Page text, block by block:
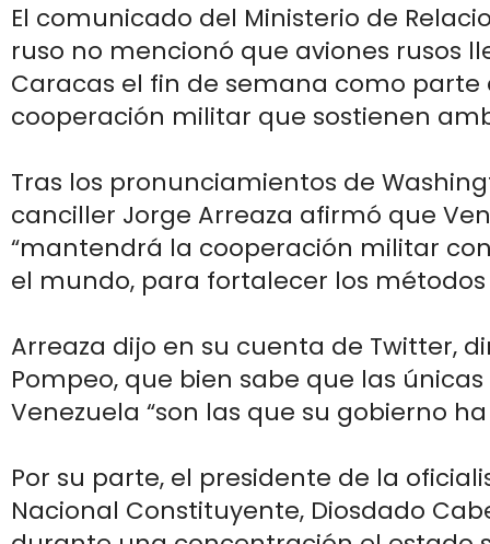
El comunicado del Ministerio de
ruso no mencionó que aviones rusos
Caracas el fin de semana como parte
cooperación militar que sostienen
Tras los pronunciamientos de
canciller Jorge Arreaza afirmó que
“mantendrá la cooperación militar
el mundo, para fortalecer los métodos
Arreaza dijo en su cuenta de Twitter,
Pompeo, que bien sabe que las
Venezuela “son las que su gobierno
Por su parte, el presidente de la
Nacional Constituyente, Diosdado